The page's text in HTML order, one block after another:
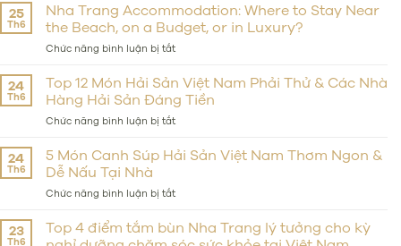
25
Th6
Nha Trang Accommodation: Where to Stay Near
the Beach, on a Budget, or in Luxury?
Chức năng bình luận bị tắtở
Trang
Accommodation:
Where
to
Near
the
on
or
24
Th6
Top 12 Món Hải Sản Việt Nam Phải Thử & Các Nhà
Hàng Hải Sản Đáng Tiền
Chức năng bình luận bị tắtở
12
Món
Sản
Phải
24
Th6
5 Món Canh Súp Hải Sản Việt Nam Thơm Ngon &
Dễ Nấu Tại Nhà
Chức năng bình luận bị tắtở
Món
Canh
23
Th6
Top 4 điểm tắm bùn Nha Trang lý tưởng cho kỳ